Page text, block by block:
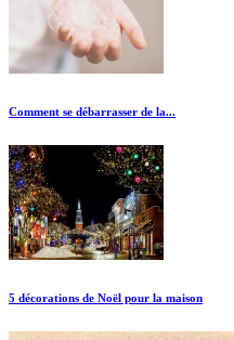
Comment se débarrasser de la...
5 décorations de Noël pour la maison